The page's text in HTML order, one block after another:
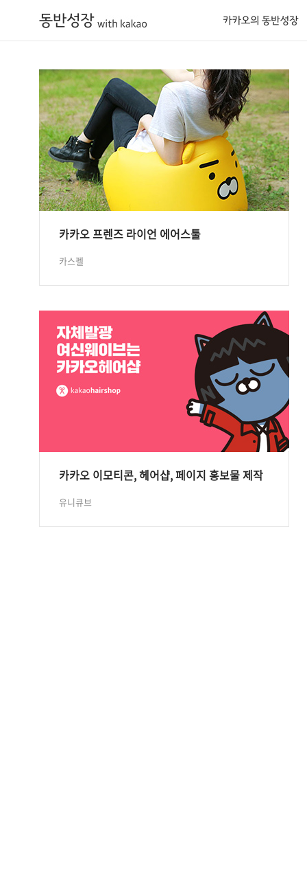
카카오의 동반성장
카카오 프렌즈 라이언 에어스툴
카스펠
카카오 이모티콘, 헤어샵, 페이지 홍보물 제작
유니큐브